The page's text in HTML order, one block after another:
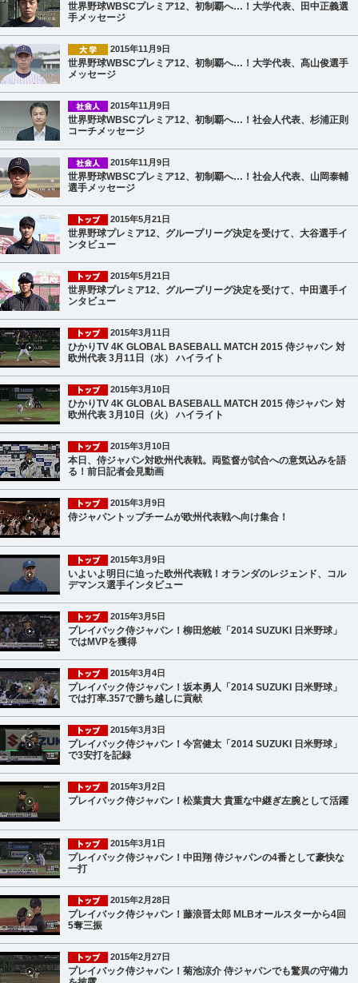
世界野球WBSCプレミア12、初制覇へ…！大学代表、田中正義選
手メッセージ
2015年11月9日
世界野球WBSCプレミア12、初制覇へ…！大学代表、髙山俊選手
メッセージ
2015年11月9日
世界野球WBSCプレミア12、初制覇へ…！社会人代表、杉浦正則
コーチメッセージ
2015年11月9日
世界野球WBSCプレミア12、初制覇へ…！社会人代表、山岡泰輔
選手メッセージ
2015年5月21日
世界野球プレミア12、グループリーグ決定を受けて、大谷選手イ
ンタビュー
2015年5月21日
世界野球プレミア12、グループリーグ決定を受けて、中田選手イ
ンタビュー
2015年3月11日
ひかりTV 4K GLOBAL BASEBALL MATCH 2015 侍ジャパン 対
欧州代表 3月11日（水） ハイライト
2015年3月10日
ひかりTV 4K GLOBAL BASEBALL MATCH 2015 侍ジャパン 対
欧州代表 3月10日（火） ハイライト
2015年3月10日
本日、侍ジャパン対欧州代表戦。両監督が試合への意気込みを語
る！前日記者会見動画
2015年3月9日
侍ジャパントップチームが欧州代表戦へ向け集合！
2015年3月9日
いよいよ明日に迫った欧州代表戦！オランダのレジェンド、コル
デマンス選手インタビュー
2015年3月5日
プレイバック侍ジャパン！柳田悠岐「2014 SUZUKI 日米野球」
ではMVPを獲得
2015年3月4日
プレイバック侍ジャパン！坂本勇人「2014 SUZUKI 日米野球」
では打率.357で勝ち越しに貢献
2015年3月3日
プレイバック侍ジャパン！今宮健太「2014 SUZUKI 日米野球」
で3安打を記録
2015年3月2日
プレイバック侍ジャパン！松葉貴大 貴重な中継ぎ左腕として活躍
2015年3月1日
プレイバック侍ジャパン！中田翔 侍ジャパンの4番として豪快な
一打
2015年2月28日
プレイバック侍ジャパン！藤浪晋太郎 MLBオールスターから4回
5奪三振
2015年2月27日
プレイバック侍ジャパン！菊池涼介 侍ジャパンでも驚異の守備力